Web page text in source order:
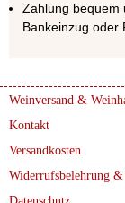
Zahlung bequem
Bankeinzug oder
Weinversand &
Kontakt
Versandkosten
Widerrufsbelehrung